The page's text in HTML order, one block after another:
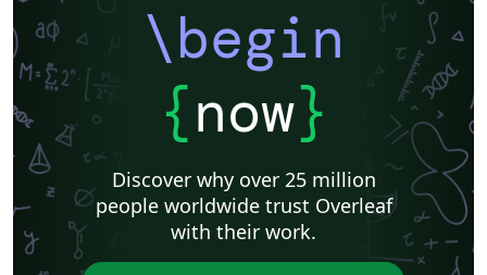
\begin
{now}
Discover why over 25 million
people worldwide trust Overleaf
with their work.